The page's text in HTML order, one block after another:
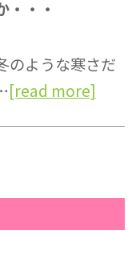
・・・
のような寒さだ
[read more]